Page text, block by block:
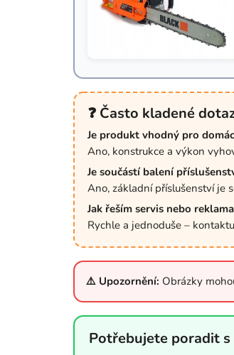
❓ Často kladené
Je produkt vhodný pro
Ano, konstrukce a výkon
Je součástí balení
Ano, základní příslušenství je
Jak řeším servis nebo
Rychle a jednoduše –
⚠️ Upozornění: Obrázky
Potřebujete poradit s